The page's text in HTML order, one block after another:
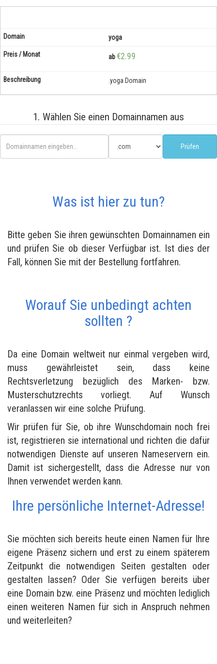
yoga
ab€2.99
.yoga Domain
1. Wählen Sie einen Domainnamen aus
Was ist hier zu tun?
Bitte geben Sie ihren gewünschten Domainnamen ein
und prüfen Sie ob dieser Verfügbar ist. Ist dies der
Fall, können Sie mit der Bestellung fortfahren.
Worauf Sie unbedingt achten
sollten ?
Da eine Domain weltweit nur einmal vergeben wird,
muss gewährleistet sein, dass keine
Rechtsverletzung bezüglich des Marken- bzw.
Musterschutzrechts vorliegt. Auf Wunsch
veranlassen wir eine solche Prüfung.
Wir prüfen für Sie, ob ihre Wunschdomain noch frei
ist, registrieren sie international und richten die dafür
notwendigen Dienste auf unseren Nameservern ein.
Damit ist sichergestellt, dass die Adresse nur von
Ihnen verwendet werden kann.
Ihre persönliche Internet-Adresse!
Sie möchten sich bereits heute einen Namen für Ihre
eigene Präsenz sichern und erst zu einem späterem
Zeitpunkt die notwendigen Seiten gestalten oder
gestalten lassen? Oder Sie verfügen bereits über
eine Domain bzw. eine Präsenz und möchten lediglich
einen weiteren Namen für sich in Anspruch nehmen
und weiterleiten?